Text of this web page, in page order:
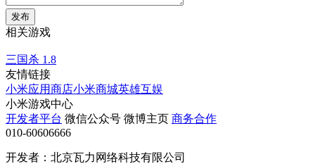
发布
相关游戏
三国杀 1.8
友情链接
小米应用商店小米商城英雄互娱
小米游戏中心
开发者平台 微信公众号 微博主页 商务合作
010-60606666
开发者：北京瓦力网络科技有限公司